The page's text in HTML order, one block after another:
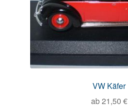
VW Käfer
ab21,50 €